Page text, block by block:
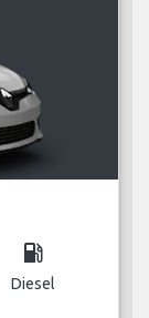
local_gas_station
Diesel